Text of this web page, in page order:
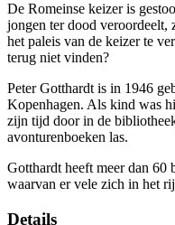
De Romeinse keizer is
jongen ter dood veroordeelt,
het paleis van de keizer te
terug niet vinden?
Peter Gotthardt is in 1946
Kopenhagen. Als kind was
zijn tijd door in de
avonturenboeken las.
Gotthardt heeft meer dan 60
waarvan er vele zich in het
Details